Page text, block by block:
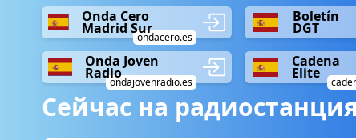
Onda Cero
Madrid Sur
ondacero.es
Boletín
DGT
Onda Joven
Radio
ondajovenradio.es
Cadena
Elite
Сейчас на